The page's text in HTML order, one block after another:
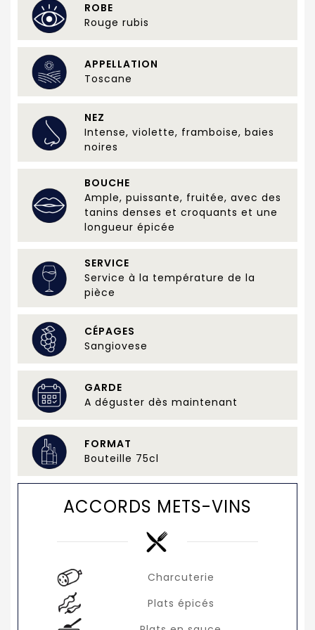
ROBE
Rouge rubis
APPELLATION
Toscane
NEZ
Intense, violette, framboise, baies
noires
BOUCHE
Ample, puissante, fruitée, avec des
tanins denses et croquants et une
longueur épicée
SERVICE
Service à la température de la
pièce
CÉPAGES
Sangiovese
GARDE
A déguster dès maintenant
FORMAT
Bouteille 75cl
ACCORDS METS-VINS
Charcuterie
Plats épicés